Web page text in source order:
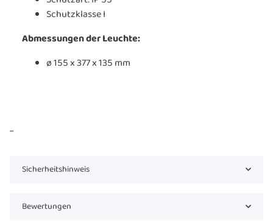
Schutzklasse I
Abmessungen der Leuchte:
ø 155 x 377 x 135 mm
...
Sicherheitshinweis
Bewertungen